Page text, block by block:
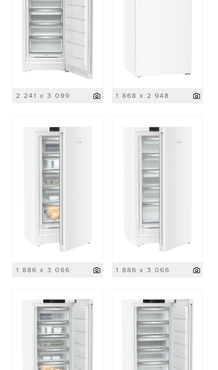
2 241 x 3 099 1 868 x 2 948
1 886 x 3 066 1 886 x 3 066